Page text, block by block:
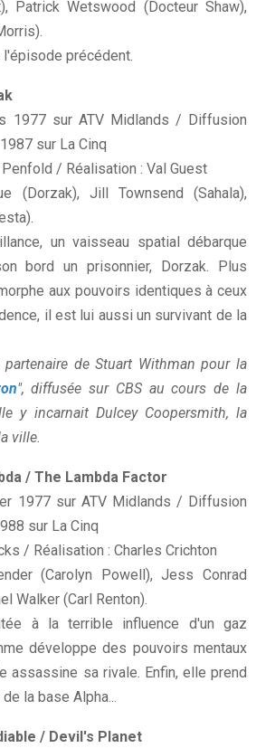
Patrick Wetswood (Docteur Shaw),
précédent.
1977 sur ATV Midlands / Diffusion
sur La Cinq
/ Réalisation : Val Guest
(Dorzak), Jill Townsend (Sahala),
un vaisseau spatial débarque
bord un prisonnier, Dorzak. Plus
aux pouvoirs identiques à ceux
il est lui aussi un survivant de la
de Stuart Withman pour la
", diffusée sur CBS au cours de la
y incarnait Dulcey Coopersmith, la
ville.
/ The Lambda Factor
1977 sur ATV Midlands / Diffusion
sur La Cinq
/ Réalisation : Charles Crichton
(Carolyn Powell), Jess Conrad
Walker (Carl Renton).
à la terrible influence d'un gaz
développe des pouvoirs mentaux
assassine sa rivale. Enfin, elle prend
la base Alpha...
/ Devil's Planet